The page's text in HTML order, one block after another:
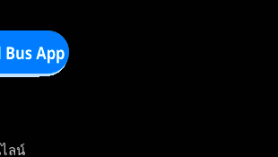
ลน์